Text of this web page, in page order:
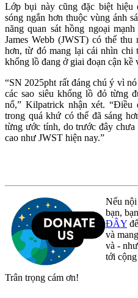
Lớp bụi này cũng đặc biệt hiệu
sóng ngắn hơn thuộc vùng ánh
năng quan sát hồng ngoại
James Webb (JWST) có thể
hơn, từ đó mang lại cái nhìn chi
khổng lồ đang ở giai đoạn cận kề
“SN 2025pht rất đáng chú ý vì
các sao siêu khổng lồ đỏ từng
nổ,” Kilpatrick nhận xét.
trong quá khứ có thể đã sáng
từng ước tính, do trước đây
cao như JWST hiện nay.”
Nếu
bạn,
ĐÂY
và
và -
tới
Trân trọng cám ơn!